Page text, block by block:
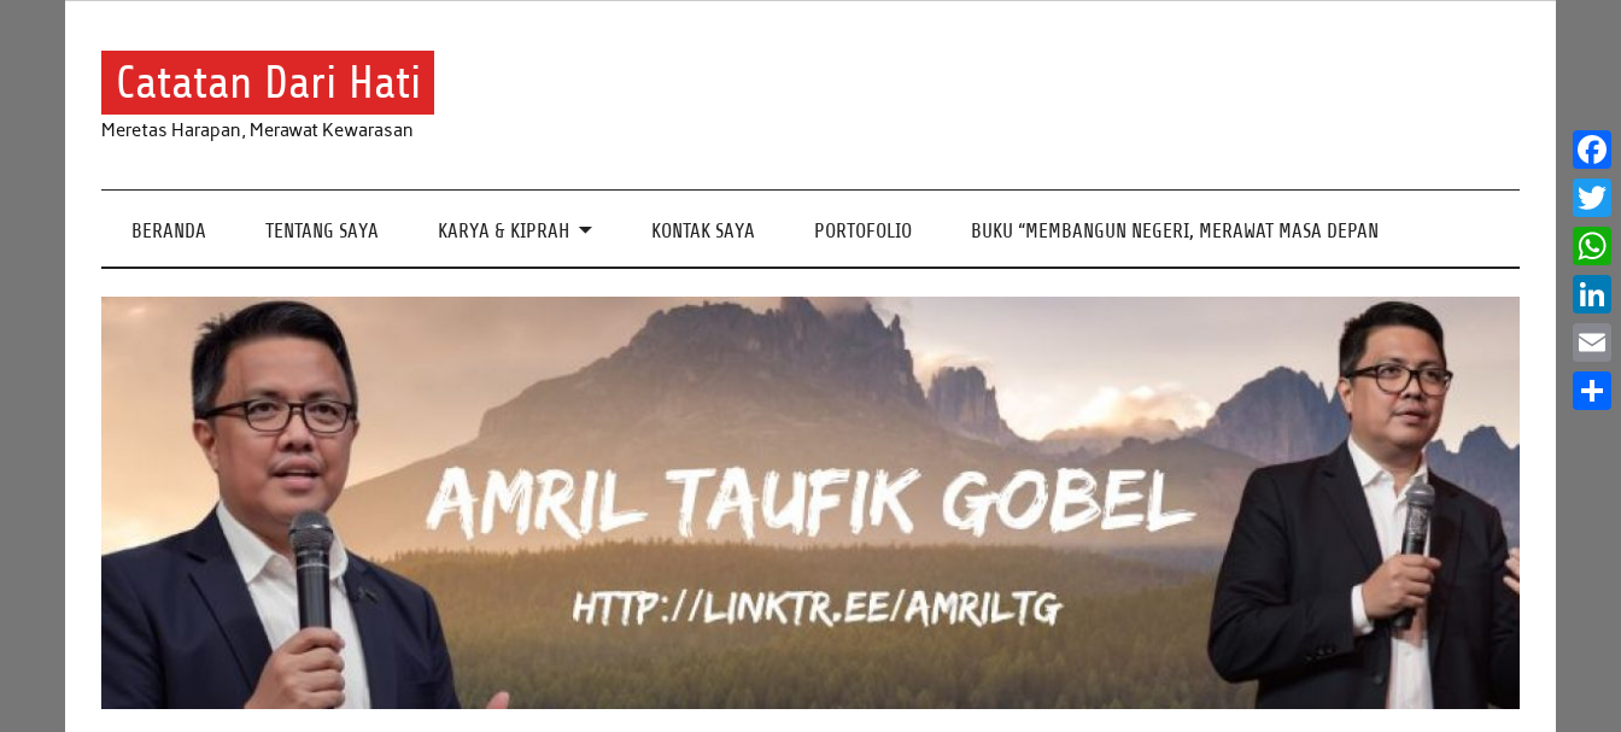
Catatan Dari Hati
Meretas Harapan, Merawat Kewarasan
BERANDA TENTANG SAYA KARYA & KIPRAH KONTAK SAYA PORTOFOLIO BUKU “MEMBANGUN NEGERI, MERAWAT MASA DEPAN
Email